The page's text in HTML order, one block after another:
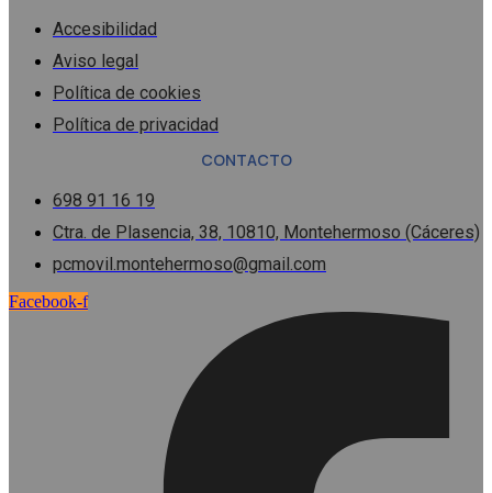
Accesibilidad
Aviso legal
Política de cookies
Política de privacidad
CONTACTO
698 91 16 19
Ctra. de Plasencia, 38, 10810, Montehermoso (Cáceres)
pcmovil.montehermoso@gmail.com
Facebook-f